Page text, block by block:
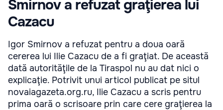
Smirnov a refuzat graţierea lui
Cazacu
Igor Smirnov a refuzat pentru a doua oară
cererea lui Ilie Cazacu de a fi graţiat. De această
dată autorităţile de la Tiraspol nu au dat nici o
explicaţie. Potrivit unui articol publicat pe situl
novaiagazeta.org.ru, Ilie Сazacu a scris pentru
prima oară o scrisoare prin care cere graţierea la